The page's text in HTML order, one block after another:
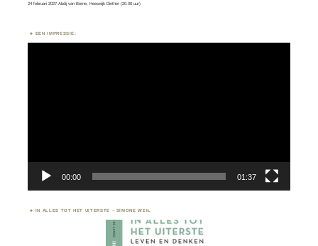
24 februari 2027 Abdij van Berne, Heeswijk Dinther (20.00 uur)
EEN IMPRESSIE:
Videospeler
00:00 01:37
IN ALLES TOT HET UITERSTE – SIMONE WEIL